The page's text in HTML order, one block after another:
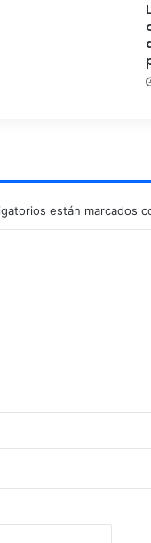
están marcados